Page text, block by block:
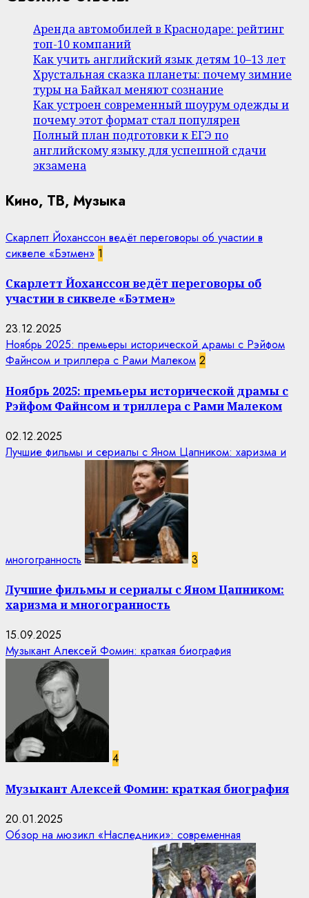
Аренда автомобилей в Краснодаре: рейтинг
топ-10 компаний
Как учить английский язык детям 10–13 лет
Хрустальная сказка планеты: почему зимние
туры на Байкал меняют сознание
Как устроен современный шоурум одежды и
почему этот формат стал популярен
Полный план подготовки к ЕГЭ по
английскому языку для успешной сдачи
экзамена
Кино, ТВ, Музыка
Скарлетт Йоханссон ведёт переговоры об участии в
сиквеле «Бэтмен» 1
Скарлетт Йоханссон ведёт переговоры об
участии в сиквеле «Бэтмен»
23.12.2025
Ноябрь 2025: премьеры исторической драмы с Рэйфом
Файнсом и триллера с Рами Малеком 2
Ноябрь 2025: премьеры исторической драмы с
Рэйфом Файнсом и триллера с Рами Малеком
02.12.2025
Лучшие фильмы и сериалы с Яном Цапником: харизма и
многогранность 3
Лучшие фильмы и сериалы с Яном Цапником:
харизма и многогранность
15.09.2025
Музыкант Алексей Фомин: краткая биография
4
Музыкант Алексей Фомин: краткая биография
20.01.2025
Обзор на мюзикл «Наследники»: современная